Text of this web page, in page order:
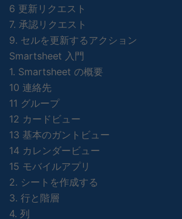
6 更新リクエスト
7. 承認リクエスト
9. セルを更新するアクション
Smartsheet 入門
1. Smartsheet の概要
10 連絡先
11 グループ
12 カードビュー
13 基本のガントビュー
14 カレンダービュー
15 モバイルアプリ
2. シートを作成する
3. 行と階層
4. 列